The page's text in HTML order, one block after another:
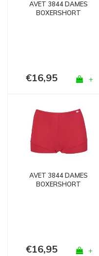
AVET 3844 DAMES
BOXERSHORT
€16,95 +
AVET 3844 DAMES
BOXERSHORT
€16,95 +